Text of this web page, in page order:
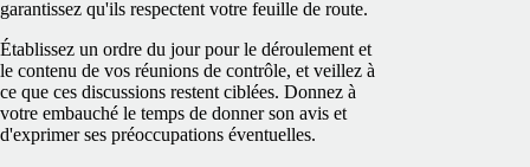
garantissez qu'ils respectent votre feuille de route.
Établissez un ordre du jour pour le déroulement et
le contenu de vos réunions de contrôle, et veillez à
ce que ces discussions restent ciblées. Donnez à
votre embauché le temps de donner son avis et
d'exprimer ses préoccupations éventuelles.